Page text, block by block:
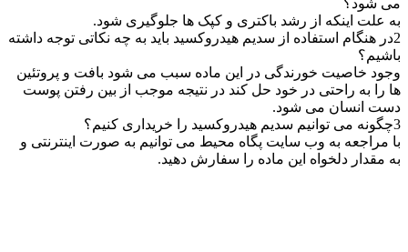
می شود؟
به علت اینکه از رشد باکتری و کپک ها جلوگیری شود.
2در هنگام استفاده از سدیم هیدروکسید باید به چه نکاتی توجه داشته
باشیم؟
وجود خاصیت خورندگی در این ماده سبب می شود بافت و پروتئین
ها را به راحتی در خود حل کند در نتیجه موجب از بین رفتن پوست
دست انسان می شود.
3چگونه می توانیم سدیم هیدروکسید را خریداری کنیم؟
با مراجعه به وب سایت پگاه محیط می توانیم به صورت اینترنتی و
به مقدار دلخواه این ماده را سفارش دهید.